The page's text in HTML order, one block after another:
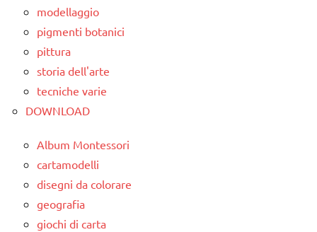
TUTTI GLI
ARGOMENTI
PER ETA'
TUTTI GLI
ARTICOLI
classi
medie
dettati /
geografia
dettati
GEOGRAFIA
Italia
LINGUAGGIO
modellaggio
pigmenti botanici
pittura
storia dell'arte
tecniche varie
DOWNLOAD
Album Montessori
cartamodelli
disegni da colorare
geografia
giochi di carta